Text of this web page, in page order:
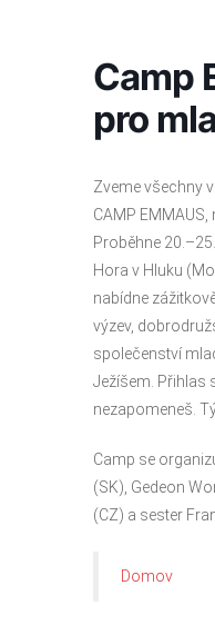
Camp
pro
Zveme všechny
CAMP
Proběhne
Hora v Hluku
nabídne
výzev,
společenství
Ježíšem. Přihlas
nezapomeneš.
Camp se
(SK), Gedeon
(CZ) a sester
Domov